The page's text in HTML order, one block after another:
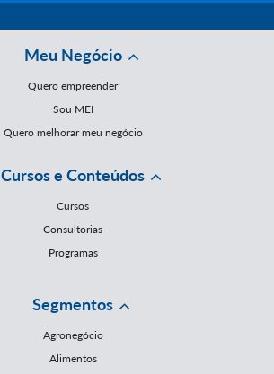
Meu Negócio
Quero empreender
Sou MEI
Quero melhorar meu negócio
Cursos e Conteúdos
Cursos
Consultorias
Programas
Segmentos
Agronegócio
Alimentos